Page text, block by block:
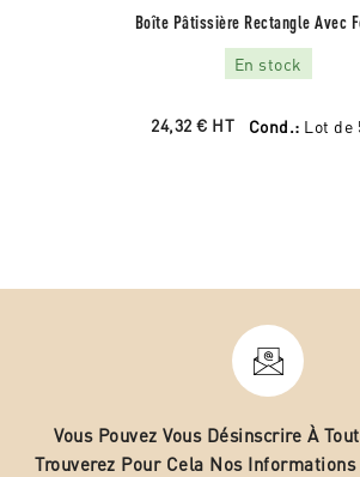
Boîte Pâtissière Rectangle Avec
En stock
24,32 € HT Cond.: Lot de
Vous Pouvez Vous Désinscrire À
Trouverez Pour Cela Nos